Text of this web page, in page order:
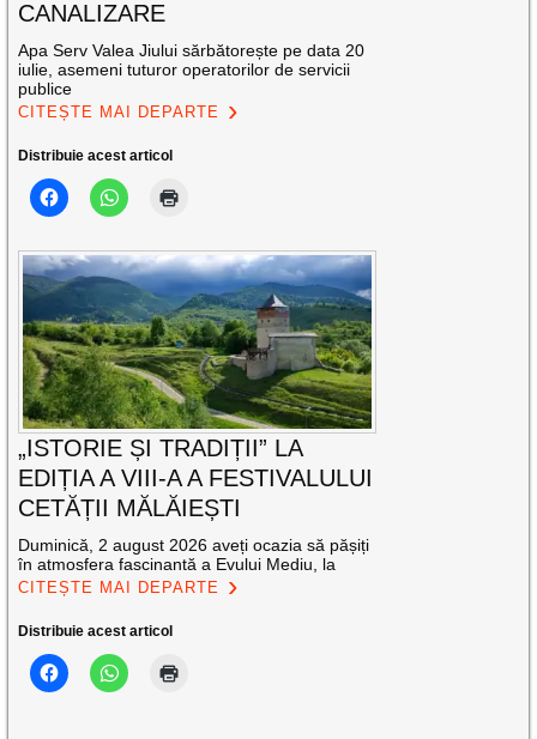
CANALIZARE
Apa Serv Valea Jiului sărbătorește pe data 20
iulie, asemeni tuturor operatorilor de servicii
publice
CITEȘTE MAI DEPARTE
Distribuie acest articol
„ISTORIE ȘI TRADIȚII” LA
EDIȚIA A VIII-A A FESTIVALULUI
CETĂȚII MĂLĂIEȘTI
Duminică, 2 august 2026 aveți ocazia să pășiți
în atmosfera fascinantă a Evului Mediu, la
CITEȘTE MAI DEPARTE
Distribuie acest articol